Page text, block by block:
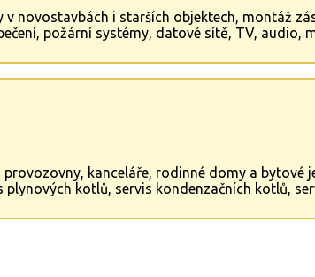
novostavbách i starších objektech, montáž
požární systémy, datové sítě, TV, audio,
kanceláře, rodinné domy a bytové
kotlů, servis kondenzačních kotlů,